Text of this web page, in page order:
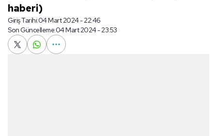
haberi)
Giriş Tarihi:04 Mart 2024 - 22:46
Son Güncelleme:04 Mart 2024 - 23:53